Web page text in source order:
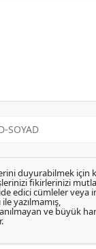
duyurabilmek için
fikirlerinizi
edici cümleler veya
yazılmamış,
ve büyük